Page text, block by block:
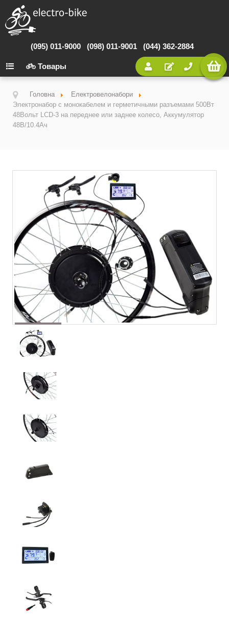
(095) 011-9000 (098) 011-9001 (044) 362-2884
Товары
Головна
Електровелонабори
Электронабор с монокабелем и герметичными разъемами 500Вт
48Вольт LCD-3 на переднее или заднее колесо, Аккумулятор
48В/10.4Ач